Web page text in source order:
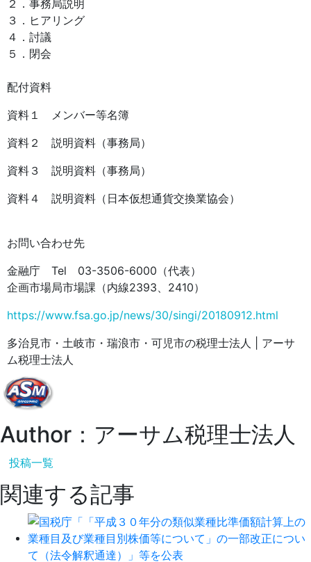
２．事務局説明
３．ヒアリング
４．討議
５．閉会
配付資料
資料１ メンバー等名簿
資料２ 説明資料（事務局）
資料３ 説明資料（事務局）
資料４ 説明資料（日本仮想通貨交換業協会）
お問い合わせ先
金融庁 Tel 03-3506-6000（代表）
企画市場局市場課（内線2393、2410）
https://www.fsa.go.jp/news/30/singi/20180912.html
多治見市・土岐市・瑞浪市・可児市の税理士法人 | アーサ
ム税理士法人
Author：アーサム税理士法人
投稿一覧
関連する記事